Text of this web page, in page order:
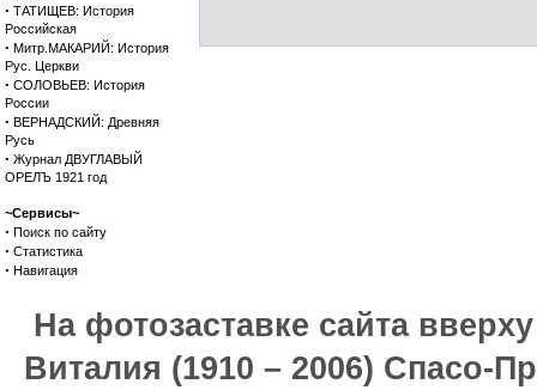
· ТАТИЩЕВ: История
Российская
· Митр.МАКАРИЙ: История
Рус. Церкви
· СОЛОВЬЕВ: История
России
· ВЕРНАДСКИЙ: Древняя
Русь
· Журнал ДВУГЛАВЫЙ
ОРЕЛЪ 1921 год
~Сервисы~
· Поиск по сайту
· Статистика
· Навигация
На фотозаставке сайта
Виталия (1910 – 2006) Спасо-